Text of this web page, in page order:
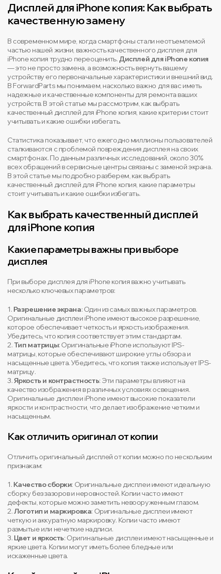
Дисплей для iPhone копия: Как выбрать
качественную замену
В современном мире, когда смартфоны стали неотъемлемой
частью нашей жизни, важность качественного дисплея для
iPhone копия трудно переоценить. Дисплей для iPhone копия
— это не просто замена, а возможность вернуть вашему
устройству его первоначальные характеристики и внешний вид.
В ForwardParts мы понимаем, насколько важно для вас иметь
надежные и качественные компоненты для ремонта ваших
устройств. В этой статье мы рассмотрим, как выбрать
качественный дисплей для iPhone копия, какие критерии стоит
учитывать и какие ошибки избегать.
Статистика показывает, что ежегодно миллионы пользователей
сталкиваются с проблемой повреждения дисплея на своих
смартфонах. По данным различных исследований, около 30%
всех обращений в сервисные центры связаны с заменой экрана.
В этой статье мы подробно разберем, как выбрать
качественный дисплей для iPhone копия, какие параметры
стоит учитывать и какие ошибки избегать.
Как выбрать качественный дисплей
для iPhone копия
Какие параметры важны при выборе
дисплея
При выборе дисплея для iPhone копия важно учитывать
несколько ключевых параметров:
1. Разрешение экрана: Один из самых важных параметров.
Оригинальные дисплеи iPhone имеют высокое разрешение,
которое обеспечивает четкость и яркость изображения.
Убедитесь, что копия соответствует этим стандартам.
2. Тип матрицы: Оригинальные iPhone используют IPS-
матрицы, которые обеспечивают широкие углы обзора и
насыщенные цвета. Убедитесь, что копия также использует IPS-
матрицу.
3.Яркость и контрастность: Эти параметры влияют на
качество изображения в различных условиях освещения.
Оригинальные дисплеи iPhone имеют высокие показатели
яркости и контрастности, что делает изображение четким и
насыщенным.
Как отличить оригинал от копии
Отличить оригинальный дисплей от копии можно по нескольким
признакам:
1. Качество сборки: Оригинальные дисплеи имеют идеальную
сборку без зазоров и неровностей. Копии часто имеют
дефекты, которые можно заметить невооруженным глазом.
2.Логотип и маркировка: Оригинальные дисплеи имеют
четкую и аккуратную маркировку. Копии часто имеют
размытые или нечеткие надписи.
3. Цвет и яркость: Оригинальные дисплеи имеют насыщенные и
яркие цвета. Копии могут иметь более бледные или
искаженные цвета.